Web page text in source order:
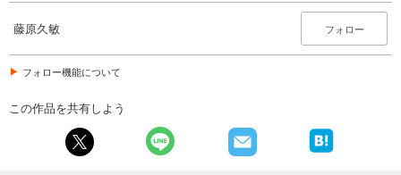
藤原久敏 フォロー
フォロー機能について
この作品を共有しよう